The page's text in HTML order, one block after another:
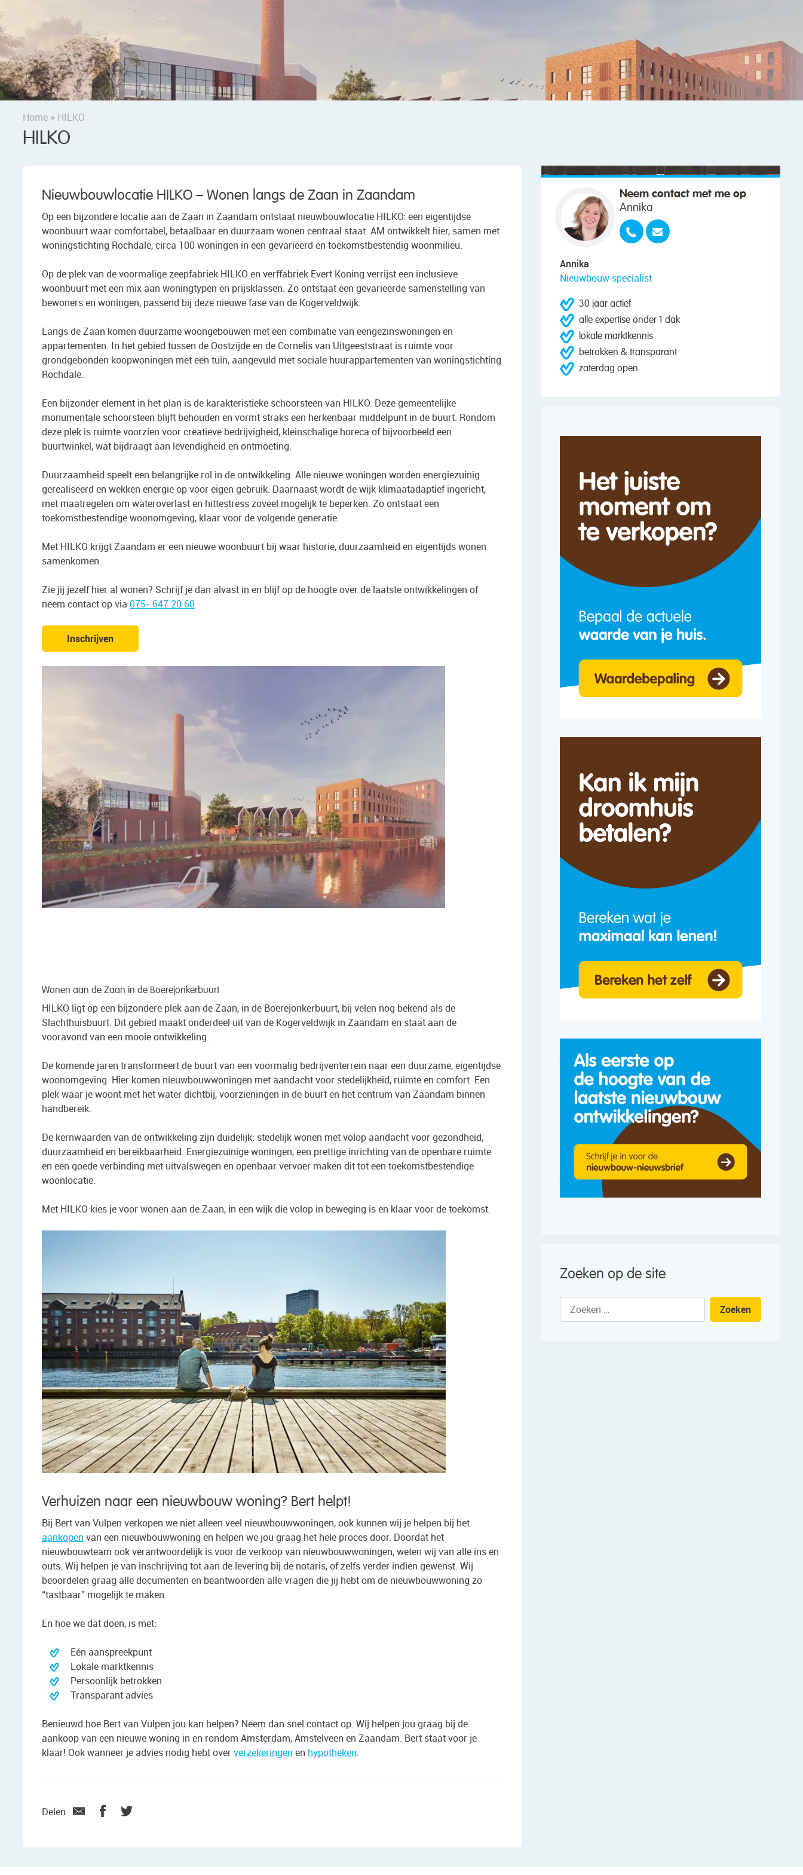
Home » HILKO
HILKO
Nieuwbouwlocatie HILKO – Wonen langs de Zaan in Zaandam
Op een bijzondere locatie aan de Zaan in Zaandam ontstaat nieuwbouwlocatie HILKO: een eigentijdse
woonbuurt waar comfortabel, betaalbaar en duurzaam wonen centraal staat. AM ontwikkelt hier, samen met
woningstichting Rochdale, circa 100 woningen in een gevarieerd en toekomstbestendig woonmilieu.
Op de plek van de voormalige zeepfabriek HILKO en verffabriek Evert Koning verrijst een inclusieve
woonbuurt met een mix aan woningtypen en prijsklassen. Zo ontstaat een gevarieerde samenstelling van
bewoners en woningen, passend bij deze nieuwe fase van de Kogerveldwijk.
Langs de Zaan komen duurzame woongebouwen met een combinatie van eengezinswoningen en
appartementen. In het gebied tussen de Oostzijde en de Cornelis van Uitgeeststraat is ruimte voor
grondgebonden koopwoningen met een tuin, aangevuld met sociale huurappartementen van woningstichting
Rochdale.
Een bijzonder element in het plan is de karakteristieke schoorsteen van HILKO. Deze gemeentelijke
monumentale schoorsteen blijft behouden en vormt straks een herkenbaar middelpunt in de buurt. Rondom
deze plek is ruimte voorzien voor creatieve bedrijvigheid, kleinschalige horeca of bijvoorbeeld een
buurtwinkel, wat bijdraagt aan levendigheid en ontmoeting.
Duurzaamheid speelt een belangrijke rol in de ontwikkeling. Alle nieuwe woningen worden energiezuinig
gerealiseerd en wekken energie op voor eigen gebruik. Daarnaast wordt de wijk klimaatadaptief ingericht,
met maatregelen om wateroverlast en hittestress zoveel mogelijk te beperken. Zo ontstaat een
toekomstbestendige woonomgeving, klaar voor de volgende generatie.
Met HILKO krijgt Zaandam er een nieuwe woonbuurt bij waar historie, duurzaamheid en eigentijds wonen
samenkomen.
Zie jij jezelf hier al wonen? Schrijf je dan alvast in en blijf op de hoogte over de laatste ontwikkelingen of
neem contact op via 075- 647 20 60
Inschrijven
Wonen aan de Zaan in de Boerejonkerbuurt
HILKO ligt op een bijzondere plek aan de Zaan, in de Boerejonkerbuurt, bij velen nog bekend als de
Slachthuisbuurt. Dit gebied maakt onderdeel uit van de Kogerveldwijk in Zaandam en staat aan de
vooravond van een mooie ontwikkeling.
De komende jaren transformeert de buurt van een voormalig bedrijventerrein naar een duurzame, eigentijdse
woonomgeving. Hier komen nieuwbouwwoningen met aandacht voor stedelijkheid, ruimte en comfort. Een
plek waar je woont met het water dichtbij, voorzieningen in de buurt en het centrum van Zaandam binnen
handbereik.
De kernwaarden van de ontwikkeling zijn duidelijk: stedelijk wonen met volop aandacht voor gezondheid,
duurzaamheid en bereikbaarheid. Energiezuinige woningen, een prettige inrichting van de openbare ruimte
en een goede verbinding met uitvalswegen en openbaar vervoer maken dit tot een toekomstbestendige
woonlocatie.
Met HILKO kies je voor wonen aan de Zaan, in een wijk die volop in beweging is en klaar voor de toekomst.
Verhuizen naar een nieuwbouw woning? Bert helpt!
Bij Bert van Vulpen verkopen we niet alleen veel nieuwbouwwoningen, ook kunnen wij je helpen bij het
aankopen van een nieuwbouwwoning en helpen we jou graag het hele proces door. Doordat het
nieuwbouwteam ook verantwoordelijk is voor de verkoop van nieuwbouwwoningen, weten wij van alle ins en
outs. Wij helpen je van inschrijving tot aan de levering bij de notaris, of zelfs verder indien gewenst. Wij
beoordelen graag alle documenten en beantwoorden alle vragen die jij hebt om de nieuwbouwwoning zo
“tastbaar” mogelijk te maken.
En hoe we dat doen, is met:
Eén aanspreekpunt
Lokale marktkennis
Persoonlijk betrokken
Transparant advies
Benieuwd hoe Bert van Vulpen jou kan helpen? Neem dan snel contact op. Wij helpen jou graag bij de
aankoop van een nieuwe woning in en rondom Amsterdam, Amstelveen en Zaandam. Bert staat voor je
klaar! Ook wanneer je advies nodig hebt oververzekeringen en hypotheken.
Delen
"We wilden vooral iemand die met ons
Neem contact met me op
Annika
Annika
Nieuwbouw specialist
30 jaar actief
alle expertise onder 1 dak
lokale marktkennis
betrokken & transparant
zaterdag open
Zoeken op de site
Zoeken
naar: